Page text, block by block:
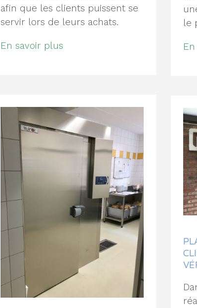
afin que les clients puissent se
servir lors de leurs achats.
En savoir plus
le